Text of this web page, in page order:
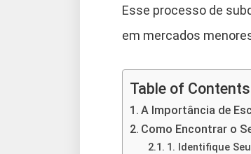
Esse processo de
em mercados
Table of Contents
A Importância de
Como Encontrar o
1. Identifique